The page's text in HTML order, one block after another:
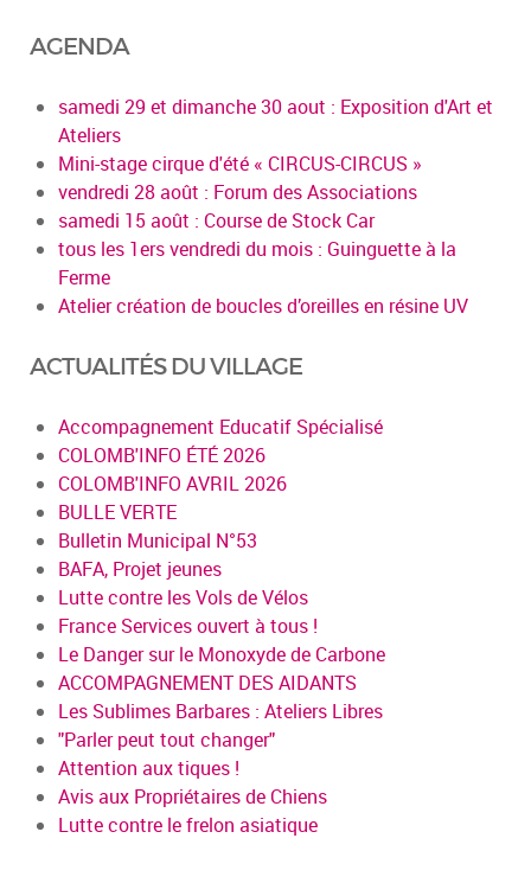
AGENDA
samedi 29 et dimanche 30 aout : Exposition d'Art et
Ateliers
Mini-stage cirque d'été « CIRCUS-CIRCUS »
vendredi 28 août : Forum des Associations
samedi 15 août : Course de Stock Car
tous les 1ers vendredi du mois : Guinguette à la
Ferme
Atelier création de boucles d’oreilles en résine UV
ACTUALITÉS DU VILLAGE
Accompagnement Educatif Spécialisé
COLOMB'INFO ÉTÉ 2026
COLOMB'INFO AVRIL 2026
BULLE VERTE
Bulletin Municipal N°53
BAFA, Projet jeunes
Lutte contre les Vols de Vélos
France Services ouvert à tous !
Le Danger sur le Monoxyde de Carbone
ACCOMPAGNEMENT DES AIDANTS
Les Sublimes Barbares : Ateliers Libres
"Parler peut tout changer"
Attention aux tiques !
Avis aux Propriétaires de Chiens
Lutte contre le frelon asiatique